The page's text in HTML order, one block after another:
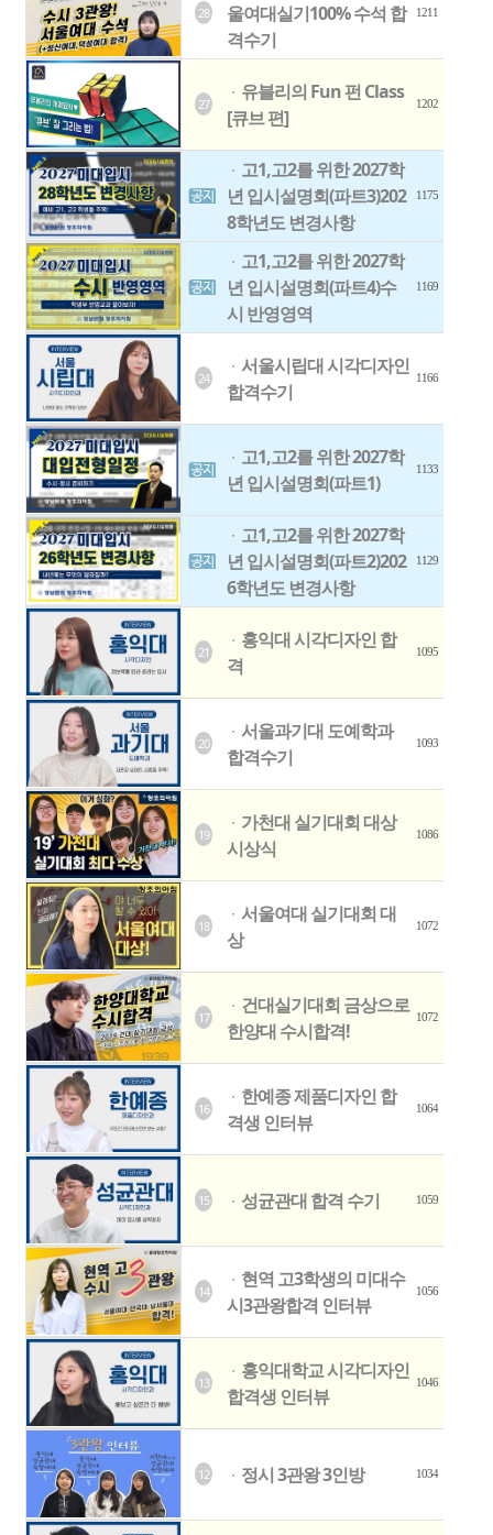
28
울여대실기100% 수석 합
격수기
1211
27
ㆍ 유블리의 Fun 펀 Class
[큐브 편]
1202
ㆍ 고1,고2를 위한 2027학
년 입시설명회(파트3)202
8학년도 변경사항
1175
ㆍ 고1,고2를 위한 2027학
년 입시설명회(파트4)수
시 반영영역
1169
24
ㆍ 서울시립대 시각디자인
합격수기
1166
ㆍ 고1,고2를 위한 2027학
년 입시설명회(파트1)
1133
ㆍ 고1,고2를 위한 2027학
년 입시설명회(파트2)202
6학년도 변경사항
1129
21
ㆍ 홍익대 시각디자인 합
격
1095
20
ㆍ 서울과기대 도예학과
합격수기
1093
19
ㆍ 가천대 실기대회 대상
시상식
1086
18
ㆍ 서울여대 실기대회 대
상
1072
17
ㆍ 건대실기대회 금상으로
한양대 수시합격!
1072
16
ㆍ 한예종 제품디자인 합
격생 인터뷰
1064
15 ㆍ 성균관대 합격 수기 1059
14
ㆍ 현역 고3학생의 미대수
시3관왕합격 인터뷰
1056
13
ㆍ 홍익대학교 시각디자인
합격생 인터뷰
1046
12 ㆍ 정시 3관왕 3인방 1034